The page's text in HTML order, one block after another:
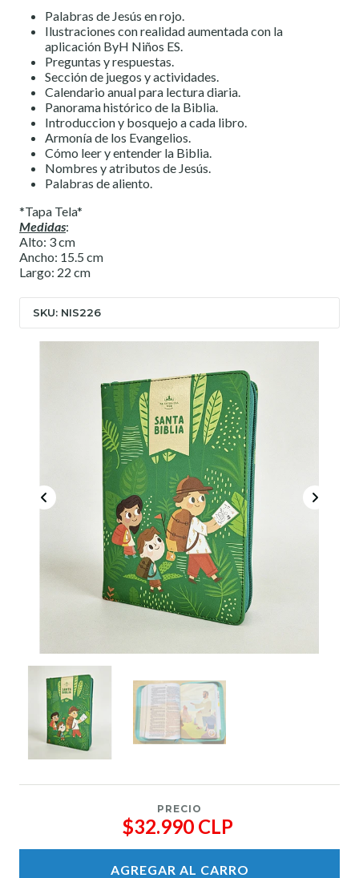
Palabras de Jesús en rojo.
Ilustraciones con realidad aumentada con la
aplicación ByH Niños ES.
Preguntas y respuestas.
Sección de juegos y actividades.
Calendario anual para lectura diaria.
Panorama histórico de la Biblia.
Introduccion y bosquejo a cada libro.
Armonía de los Evangelios.
Cómo leer y entender la Biblia.
Nombres y atributos de Jesús.
Palabras de aliento.
*Tapa Tela*
Medidas:
Alto: 3 cm
Ancho: 15.5 cm
Largo: 22 cm
SKU: NIS226
PRECIO
$32.990 CLP
AGREGAR AL CARRO